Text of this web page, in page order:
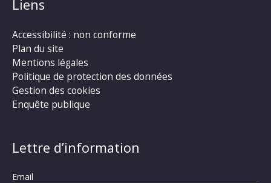
Liens
Accessibilité : non conforme
Plan du site
Mentions légales
Politique de protection des données
Gestion des cookies
Enquête publique
Lettre d’information
Email